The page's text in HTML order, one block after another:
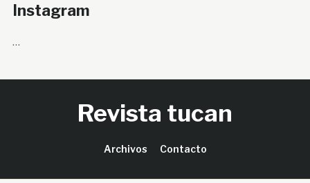
Instagram
…
Revista tucan
Archivos Contacto